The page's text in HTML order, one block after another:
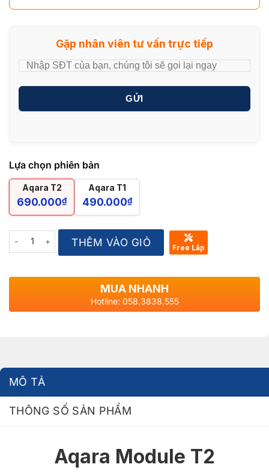
Gặp nhân viên tư vấn trực tiếp
GỬI
Lựa chọn phiên bản
Aqara T2
690.000₫
Aqara T1
490.000₫
Quantity THÊM VÀO GIỎ Free Lắp
MUA NHANH
Hotline: 058.3838.555
MÔ TẢ
THÔNG SỐ SẢN PHẨM
Aqara Module T2